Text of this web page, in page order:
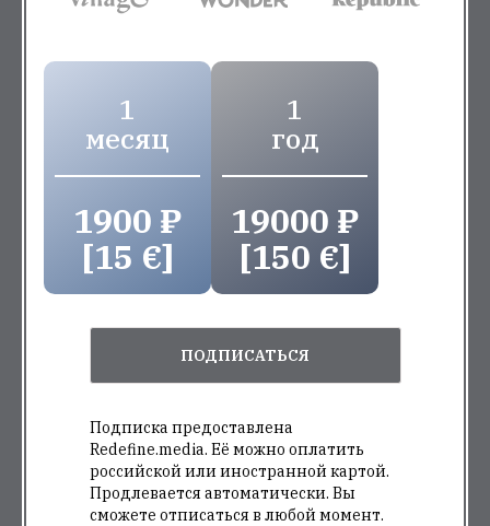
1
месяц
1900 ₽
[15 €]
1
год
19000 ₽
[150 €]
ПОДПИСАТЬСЯ
Подписка предоставлена
Redefine.media. Её можно оплатить
российской или иностранной картой.
Продлевается автоматически. Вы
сможете отписаться в любой момент.